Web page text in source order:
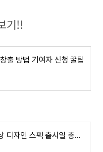
기!!
출 방법 기여자 신청 꿀팁
2027 그랜저 예상 디자인 스펙 출시일 총정리